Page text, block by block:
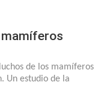
mamíferos
de los mamíferos
Un estudio de la